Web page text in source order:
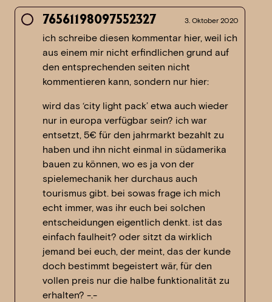
76561198097552327 3. Oktober 2020
ich schreibe diesen kommentar hier, weil ich
aus einem mir nicht erfindlichen grund auf
den entsprechenden seiten nicht
kommentieren kann, sondern nur hier:
wird das ‘city light pack’ etwa auch wieder
nur in europa verfügbar sein? ich war
entsetzt, 5€ für den jahrmarkt bezahlt zu
haben und ihn nicht einmal in südamerika
bauen zu können, wo es ja von der
spielemechanik her durchaus auch
tourismus gibt. bei sowas frage ich mich
echt immer, was ihr euch bei solchen
entscheidungen eigentlich denkt. ist das
einfach faulheit? oder sitzt da wirklich
jemand bei euch, der meint, das der kunde
doch bestimmt begeistert wär, für den
vollen preis nur die halbe funktionalität zu
erhalten? -.-